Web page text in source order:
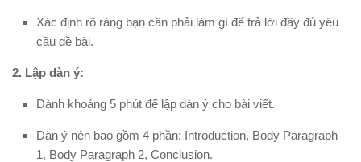
Xác định rõ ràng bạn cần phải làm gì để trả lời đầy đủ yêu
cầu đề bài.
2. Lập dàn ý:
Dành khoảng 5 phút để lập dàn ý cho bài viết.
Dàn ý nên bao gồm 4 phần: Introduction, Body Paragraph
1, Body Paragraph 2, Conclusion.